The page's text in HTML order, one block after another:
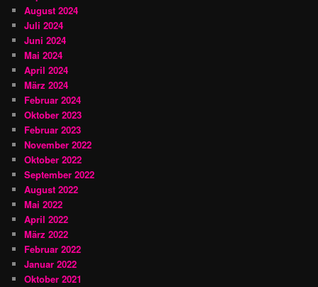
August 2024
Juli 2024
Juni 2024
Mai 2024
April 2024
März 2024
Februar 2024
Oktober 2023
Februar 2023
November 2022
Oktober 2022
September 2022
August 2022
Mai 2022
April 2022
März 2022
Februar 2022
Januar 2022
Oktober 2021